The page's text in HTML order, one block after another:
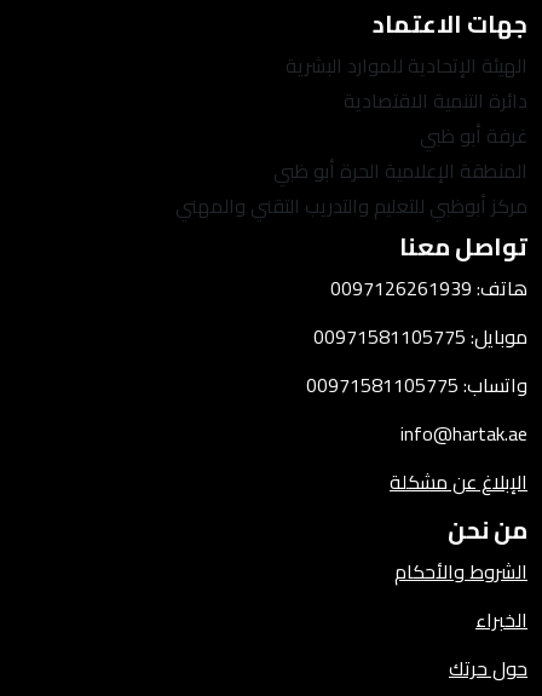
جهات الاعتماد
الهيئة الإتحادية للموارد البشرية
دائرة التنمية الاقتصادية
غرفة أبو ظبي
المنطقة الإعلامية الحرة أبو ظبي
مركز أبوظبي للتعليم والتدريب التقني والمهني
تواصل معنا
هاتف: 0097126261939
موبايل: 00971581105775
واتساب: 00971581105775
info@hartak.ae
الإبلاغ عن مشكلة
من نحن
الشروط والأحكام
الخبراء
حول حرتك